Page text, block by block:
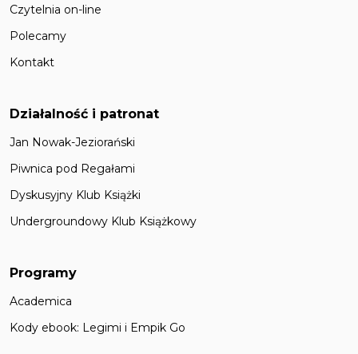
Czytelnia on-line
Polecamy
Kontakt
Działalność i patronat
Jan Nowak-Jeziorański
Piwnica pod Regałami
Dyskusyjny Klub Książki
Undergroundowy Klub Książkowy
Programy
Academica
Kody ebook: Legimi i Empik Go